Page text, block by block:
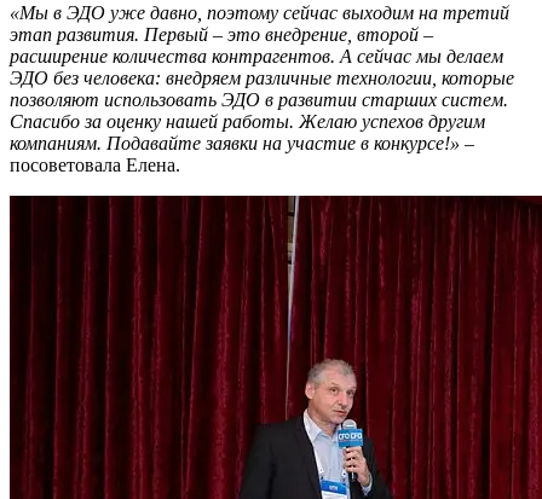
«Мы в ЭДО уже давно, поэтому сейчас выходим на третий
этап развития. Первый – это внедрение, второй –
расширение количества контрагентов. А сейчас мы делаем
ЭДО без человека: внедряем различные технологии, которые
позволяют использовать ЭДО в развитии старших систем.
Спасибо за оценку нашей работы. Желаю успехов другим
компаниям. Подавайте заявки на участие в конкурсе!» –
посоветовала Елена.